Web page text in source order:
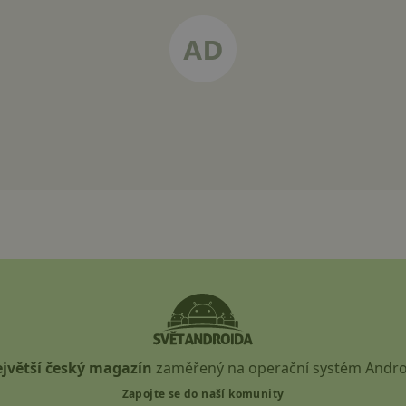
český magazín zaměřený na operační systém
Zapojte se do naší komunity